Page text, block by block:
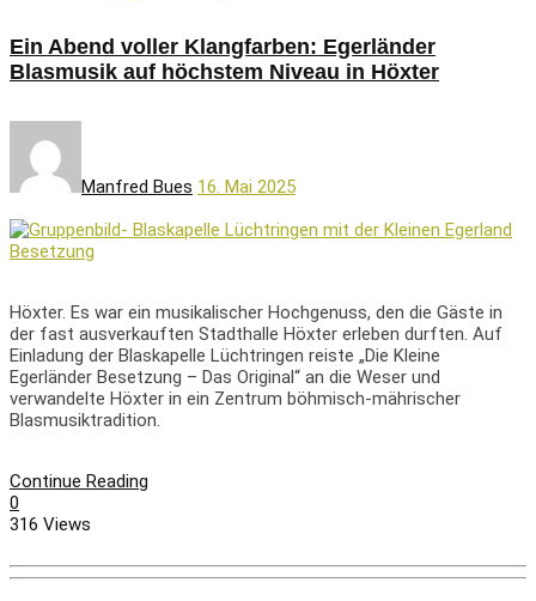
Ein Abend voller Klangfarben: Egerländer
Blasmusik auf höchstem Niveau in Höxter
Manfred Bues 16. Mai 2025
Höxter. Es war ein musikalischer Hochgenuss, den die Gäste in
der fast ausverkauften Stadthalle Höxter erleben durften. Auf
Einladung der Blaskapelle Lüchtringen reiste „Die Kleine
Egerländer Besetzung – Das Original“ an die Weser und
verwandelte Höxter in ein Zentrum böhmisch-mährischer
Blasmusiktradition.
Continue Reading
0
316 Views